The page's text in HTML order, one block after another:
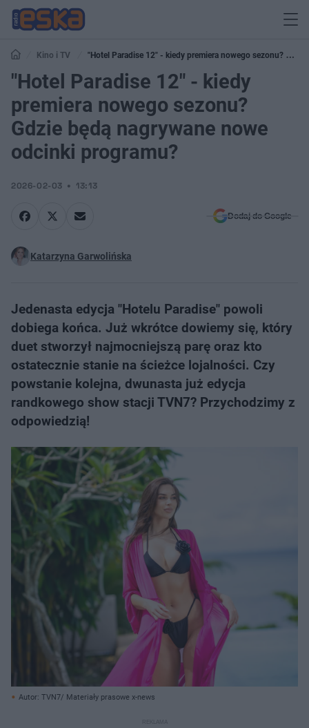
Kino i TV
"Hotel Paradise 12" - kiedy premiera nowego sezonu? Gdzie
będą nagrywane nowe odcinki programu?
"Hotel Paradise 12" - kiedy
premiera nowego sezonu?
Gdzie będą nagrywane nowe
odcinki programu?
2026-02-03 13:13
Dodaj do Google
Katarzyna Garwolińska
Jedenasta edycja "Hotelu Paradise" powoli
dobiega końca. Już wkrótce dowiemy się, który
duet stworzył najmocniejszą parę oraz kto
ostatecznie stanie na ścieżce lojalności. Czy
powstanie kolejna, dwunasta już edycja
randkowego show stacji TVN7? Przychodzimy z
odpowiedzią!
Autor: TVN7/ Materiały prasowe x-news